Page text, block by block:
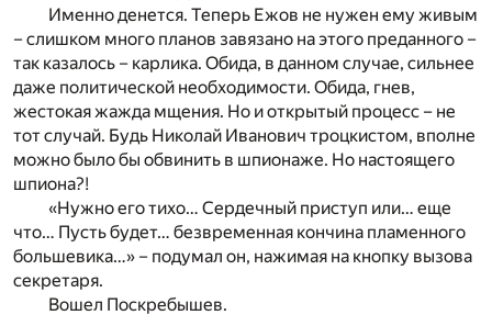
Именно денется. Теперь Ежов не нужен ему живым
– слишком много планов завязано на этого преданного –
так казалось – карлика. Обида, в данном случае, сильнее
даже политической необходимости. Обида, гнев,
жестокая жажда мщения. Но и открытый процесс – не
тот случай. Будь Николай Иванович троцкистом, вполне
можно было бы обвинить в шпионаже. Но настоящего
шпиона?!
«Нужно его тихо… Сердечный приступ или… еще
что… Пусть будет… безвременная кончина пламенного
большевика…» – подумал он, нажимая на кнопку вызова
секретаря.
Вошел Поскребышев.